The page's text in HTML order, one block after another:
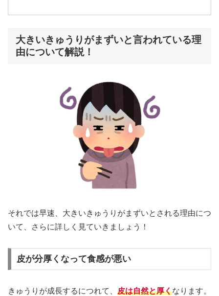
大きいきゅうりがまずいと言われている理
由について解説！
それでは早速、大きいきゅうりがまずいとされる理由につ
いて、さらに詳しく見ていきましょう！
皮が分厚くなって食感が悪い
きゅうりが成長するにつれて、 皮は自然と厚くなります。